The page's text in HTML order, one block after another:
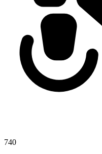
740